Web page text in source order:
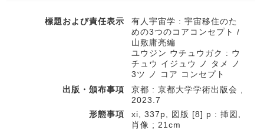
標題および責任表示
有人宇宙学 : 宇宙移住のた
めの3つのコアコンセプト /
山敷庸亮編
ユウジン ウチュウガク : ウ
チュウ イジュウ ノ タメ ノ
3ツ ノ コア コンセプト
出版・頒布事項
京都 : 京都大学学術出版会 ,
2023.7
形態事項
xi, 337p, 図版 [8] p : 挿図,
肖像 ; 21cm